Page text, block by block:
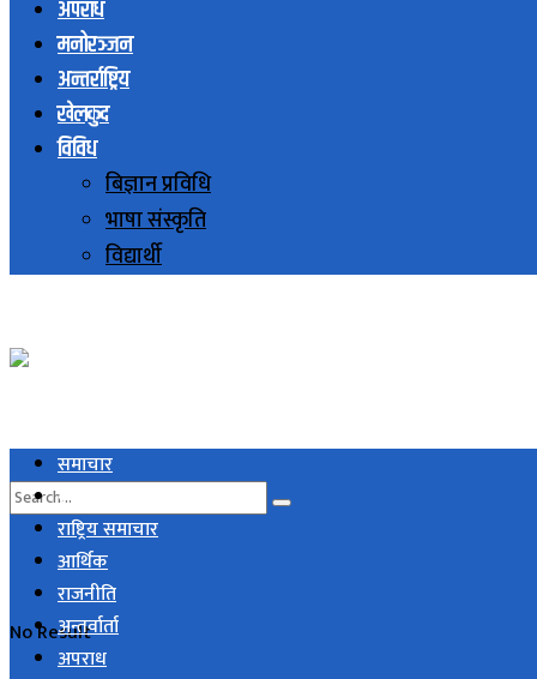
अपराध
मनोरञ्जन
अन्तर्राष्ट्रिय
खेलकुद
विविध
बिज्ञान प्रविधि
भाषा संस्कृति
विद्यार्थी
No Result
समाचार
स्थानिय समाचार
राष्ट्रिय समाचार
आर्थिक
राजनीति
अन्तर्वार्ता
अपराध